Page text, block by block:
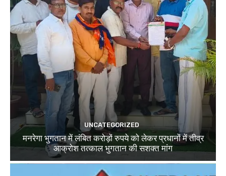
UNCATEGORIZED
मनरेगा भुगतान में लंबित करोड़ों रुपये को लेकर प्रधानों में तीव्र
आक्रोश तत्काल भुगतान की सशक्त मांग